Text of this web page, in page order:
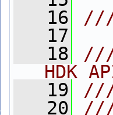
   16
///
   17
   18
///
HDK
   19
   20
///